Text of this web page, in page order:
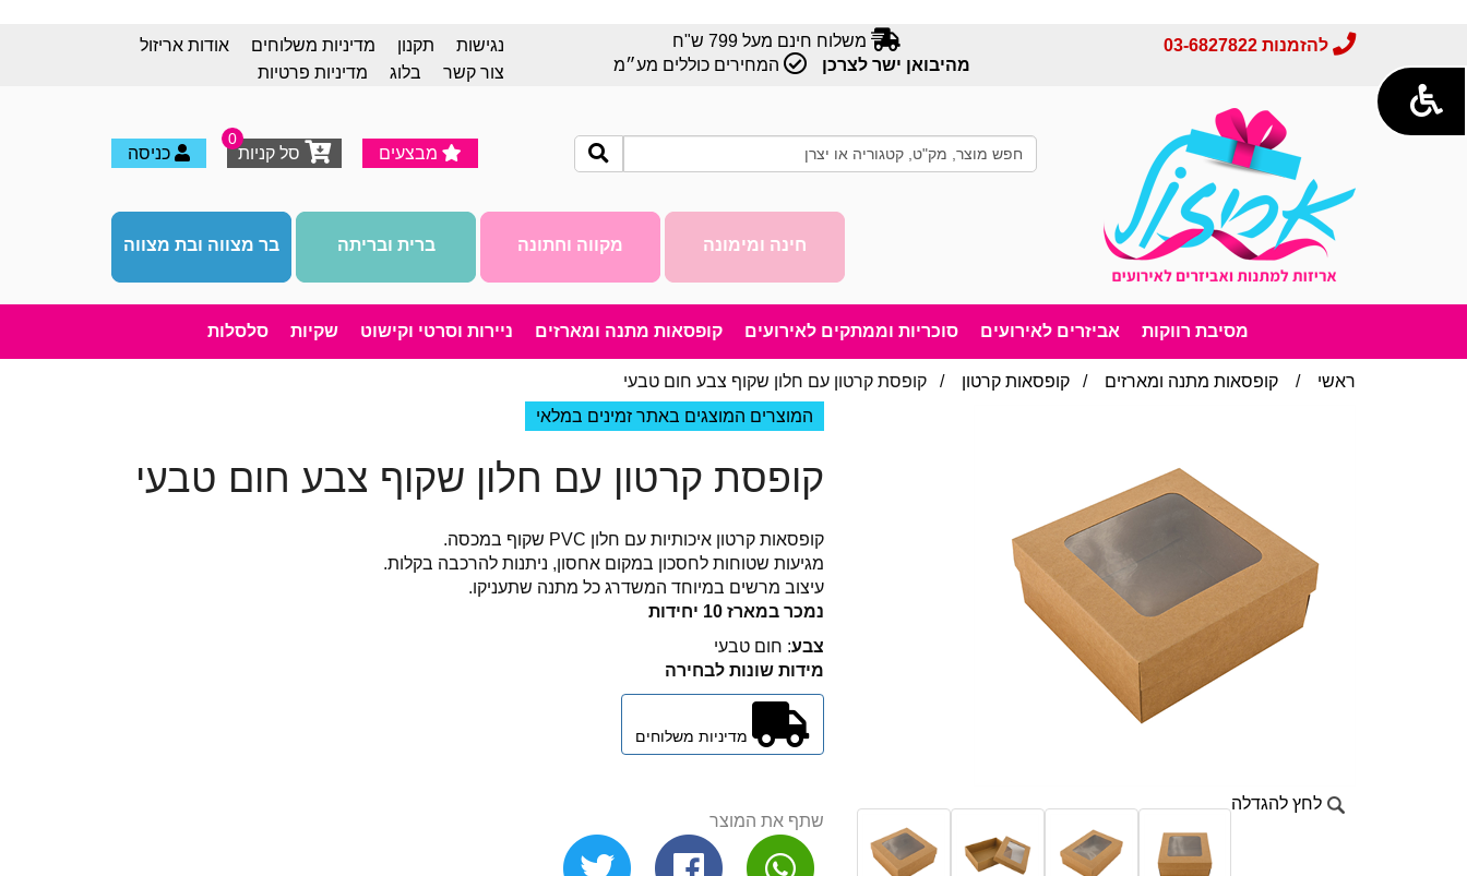
נגישות תקנון מדיניות משלוחים
אודות אריזול
צור קשר
בלוג מדיניות פרטיות
משלוח חינם מעל 799 ש"ח
מהיבואן ישר לצרכן
המחירים כוללים מע״מ
להזמנות 03-6827822
מבצעים סל קניות
0
כניסה
בר מצווה ובת מצווה ברית ובריתה מקווה וחתונה חינה ומימונה
מסיבת רווקות אביזרים לאירועים סוכריות וממתקים לאירועים קופסאות מתנה ומארזים ניירות וסרטי וקישוט שקיות סלסלות
ראשי / קופסאות מתנה ומארזים / קופסאות קרטון / קופסת קרטון עם חלון שקוף צבע חום טבעי
המוצרים המוצגים באתר זמינים במלאי
קופסת קרטון עם חלון שקוף צבע חום טבעי
קופסאות קרטון איכותיות עם חלון PVC שקוף במכסה.
מגיעות שטוחות לחסכון במקום אחסון, ניתנות להרכבה בקלות.
​עיצוב מרשים במיוחד המשדרג כל מתנה שתעניקו.
נמכר במארז 10 יחידות
צבע: חום טבעי
מידות שונות לבחירה
שתף את המוצר
לחץ להגדלה